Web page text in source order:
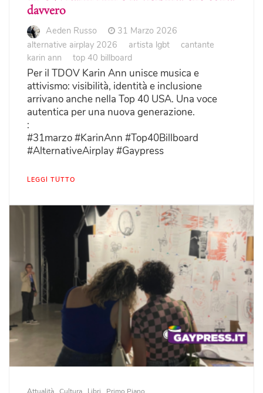
davvero
Aeden Russo
31 Marzo 2026
alternative airplay 2026
artista lgbt
cantante
karin ann
top 40 billboard
Per il TDOV Karin Ann unisce musica e
attivismo: visibilità, identità e inclusione
arrivano anche nella Top 40 USA. Una voce
autentica per una nuova generazione.
:
#31marzo #KarinAnn #Top40Billboard
#AlternativeAirplay #Gaypress
LEGGI TUTTO
Attualità Cultura Libri Primo Piano